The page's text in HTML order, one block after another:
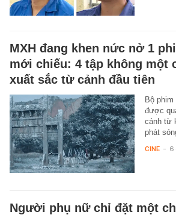
MXH đang khen nức nở 1
mới chiếu: 4 tập không một
xuất sắc từ cảnh đầu tiên
Bộ phim
được
cánh từ
phát
CINE - 6
Người phụ nữ chỉ đặt một